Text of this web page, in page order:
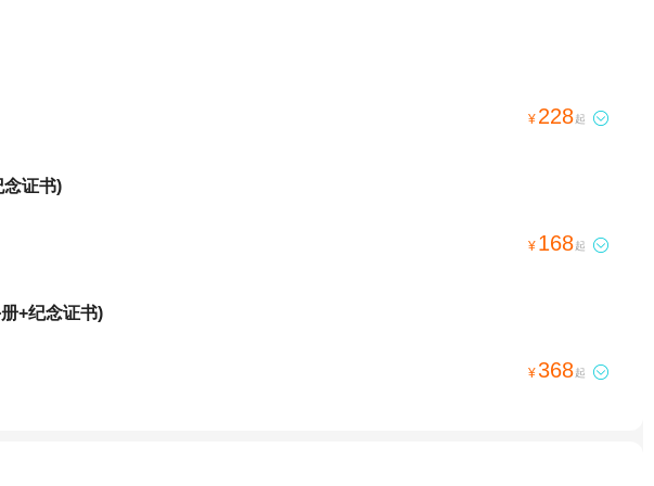
¥ 228起 
念证书)
¥ 168起 
+纪念证书)
¥368起 